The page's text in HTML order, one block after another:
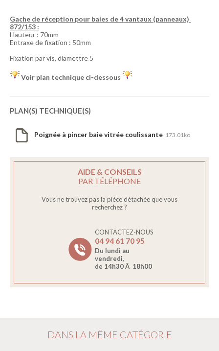
Gache de réception pour baies de 4 vantaux (panneaux)
872/153 :
Hauteur : 70mm
Entraxe de fixation : 50mm
Fixation par vis, diamettre 5
Voir plan technique ci-dessous
PLAN(S) TECHNIQUE(S)
Poignée à pincer baie vitrée coulissante 173.01ko
AIDE & CONSEILS
PAR TÉLÉPHONE
Vous ne trouvez pas la pièce détachée que vous
recherchez ?
CONTACTEZ-NOUS
04 94 61 70 95
Du lundi au
vendredi,
de 14h30 Ã 18h00
DANS LA MÊME CATÉGORIE